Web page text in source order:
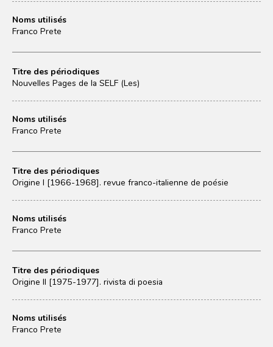
Noms utilisés
Franco Prete
Titre des périodiques
Nouvelles Pages de la SELF (Les)
Noms utilisés
Franco Prete
Titre des périodiques
Origine I [1966-1968]. revue franco-italienne de poésie
Noms utilisés
Franco Prete
Titre des périodiques
Origine II [1975-1977]. rivista di poesia
Noms utilisés
Franco Prete